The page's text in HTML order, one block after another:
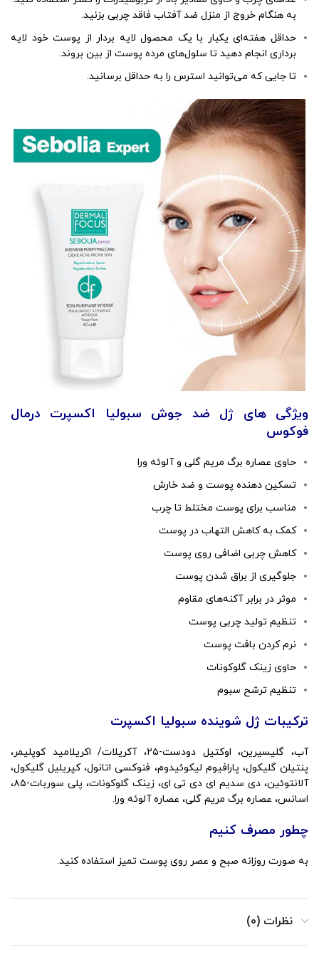
به هنگام خروج از منزل ضد آفتاب فاقد چربی بزنید.
حداقل هفته‌ای یکبار با یک محصول لایه بردار از پوست خود لایه
برداری انجام دهید تا سلول‌های مرده پوست از بین بروند.
تا جایی که می‌توانید استرس را به حداقل برسانید.
ویژگی های ژل ضد جوش سبولیا اکسپرت درمال
فوکوس
حاوی عصاره برگ مریم گلی و آلوئه ورا
تسکین دهنده پوست و ضد خارش
مناسب برای پوست مختلط تا چرب
کمک به کاهش التهاب در پوست
کاهش چربی اضافی روی پوست
جلوگیری از براق شدن پوست
موثر در برابر آکنه‌های مقاوم
تنظیم تولید چربی پوست
نرم کردن بافت پوست
حاوی زینک گلوکونات
تنظیم ترشح سبوم
ترکیبات ژل شوینده سبولیا اکسپرت
آب، گلیسیرین، اوکتیل دودست-۲۵، آکریلات/ اکریلامید کوپلیمر،
پنتیلن گلیکول، پارافیوم لیکوئیدوم، فنوکسی اتانول، کپریلیل گلیکول،
آلانتوئین، دی سدیم ای دی تی ای، زینک گلوکونات، پلی سوربات-۸۵،
اسانس، عصاره برگ مریم گلی، عصاره آلوئه ورا.
چطور مصرف کنیم
به صورت روزانه صبح و عصر روی پوست تمیز استفاده کنید.
نظرات (0)